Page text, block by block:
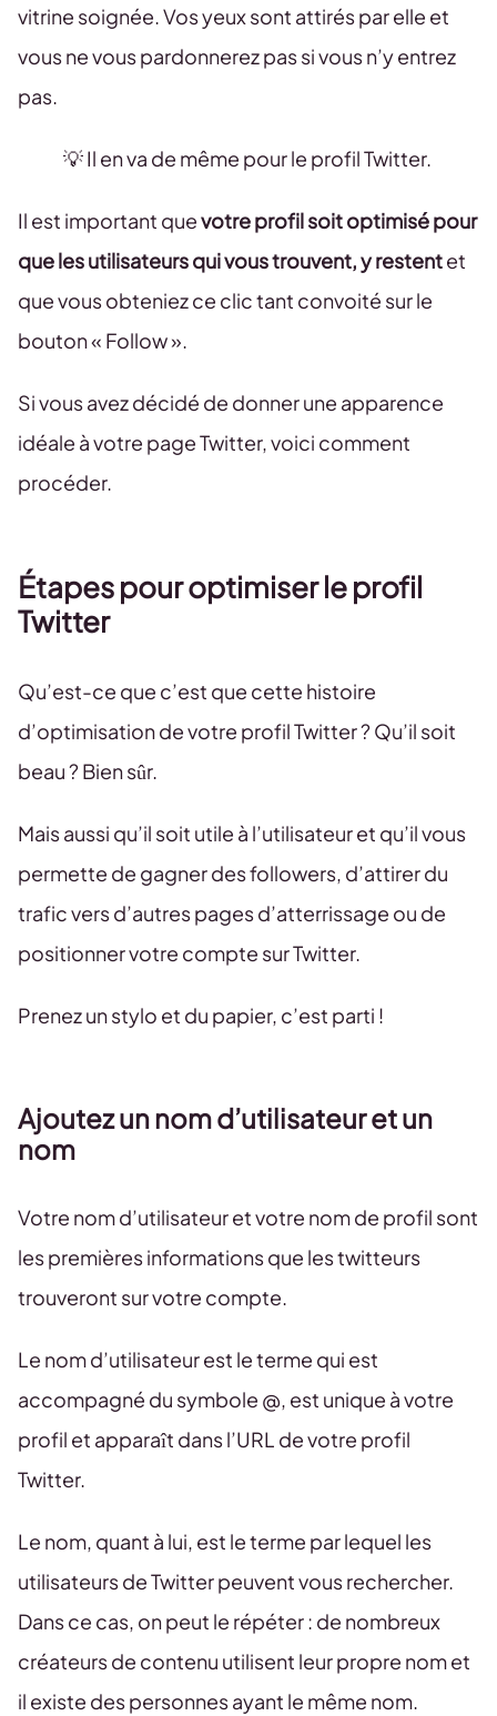
vitrine soignée. Vos yeux sont attirés par elle et
vous ne vous pardonnerez pas si vous n’y entrez
pas.
💡 Il en va de même pour le profil Twitter.
Il est important quevotre profil soit optimisé pour
que les utilisateurs qui vous trouvent, y restentet
que vous obteniez ce clic tant convoité sur le
bouton « Follow ».
Si vous avez décidé de donner une apparence
idéale à votre page Twitter, voici comment
procéder.
Étapes pour optimiser le profil
Twitter
Qu’est-ce que c’est que cette histoire
d’optimisation de votre profil Twitter ? Qu’il soit
beau ? Bien sûr.
Mais aussi qu’il soit utile à l’utilisateur et qu’il vous
permette de gagner des followers, d’attirer du
trafic vers d’autres pages d’atterrissage ou de
positionner votre compte sur Twitter.
Prenez un stylo et du papier, c’est parti !
Ajoutez un nom d’utilisateur et un
nom
Votre nom d’utilisateur et votre nom de profil sont
les premières informations que les twitteurs
trouveront sur votre compte.
Le nom d’utilisateur est le terme qui est
accompagné du symbole @, est unique à votre
profil et apparaît dans l’URL de votre profil
Twitter.
Le nom, quant à lui, est le terme par lequel les
utilisateurs de Twitter peuvent vous rechercher.
Dans ce cas, on peut le répéter : de nombreux
créateurs de contenu utilisent leur propre nom et
il existe des personnes ayant le même nom.